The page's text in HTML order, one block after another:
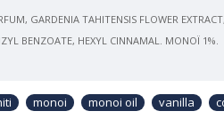
GARDENIA TAHITENSIS FLOWER
BENZOATE, HEXYL CINNAMAL. MONOÏ 1%.
monoi monoi oil vanilla